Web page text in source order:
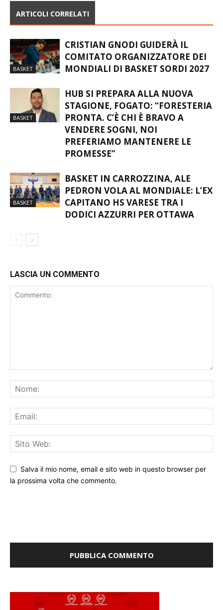
ARTICOLI CORRELATI
BASKET
CRISTIAN GNODI GUIDERÀ IL
COMITATO ORGANIZZATORE DEI
MONDIALI DI BASKET SORDI 2027
BASKET
HUB SI PREPARA ALLA NUOVA
STAGIONE, FOGATO: “FORESTERIA
PRONTA. C’È CHI È BRAVO A
VENDERE SOGNI, NOI
PREFERIAMO MANTENERE LE
PROMESSE”
BASKET
BASKET IN CARROZZINA, ALE
PEDRON VOLA AL MONDIALE: L’EX
CAPITANO HS VARESE TRA I
DODICI AZZURRI PER OTTAWA
LASCIA UN COMMENTO
Salva il mio nome, email e sito web in questo browser per
la prossima volta che commento.